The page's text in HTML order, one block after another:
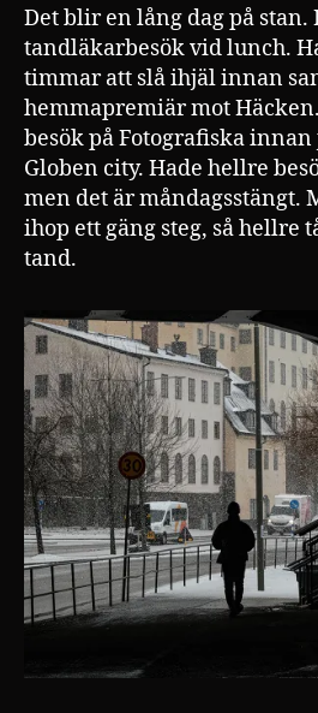
Det blir en lång dag på stan.
tandläkarbesök vid lunch.
timmar att slå ihjäl innan
hemmapremiär mot
besök på Fotografiska
Globen city. Hade hellre
men det är måndagsstängt.
ihop ett gäng steg, så hellre
tand.